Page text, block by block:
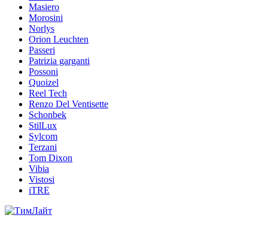
Masiero
Morosini
Norlys
Orion Leuchten
Passeri
Patrizia garganti
Possoni
Quoizel
Reel Tech
Renzo Del Ventisette
Schonbek
StilLux
Sylcom
Terzani
Tom Dixon
Vibia
Vistosi
iTRE